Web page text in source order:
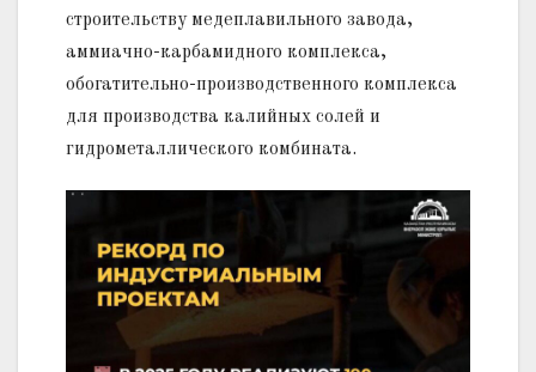
строительству медеплавильного завода,
аммиачно-карбамидного комплекса,
обогатительно-производственного комплекса
для производства калийных солей и
гидрометаллического комбината.